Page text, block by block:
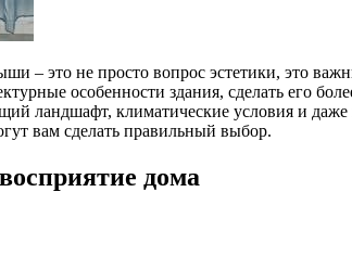
– это не просто вопрос эстетики, это
особенности здания, сделать его
ландшафт, климатические условия и даже
вам сделать правильный выбор.
дома